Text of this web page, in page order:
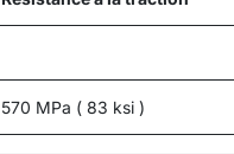
570 MPa ( 83 ksi )